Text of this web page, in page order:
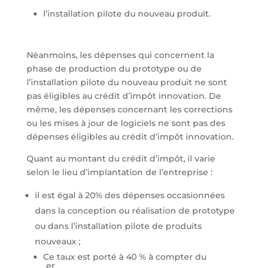
l’installation pilote du nouveau produit.
Néanmoins, les dépenses qui concernent la
phase de production du prototype ou de
l’installation pilote du nouveau produit ne sont
pas éligibles au crédit d’impôt innovation. De
même, les dépenses concernant les corrections
ou les mises à jour de logiciels ne sont pas des
dépenses éligibles au crédit d’impôt innovation.
Quant au montant du crédit d’impôt, il varie
selon le lieu d’implantation de l’entreprise :
il est égal à 20% des dépenses occasionnées
dans la conception ou réalisation de prototype
ou dans l’installation pilote de produits
nouveaux ;
Ce taux est porté à 40 % à compter du
er